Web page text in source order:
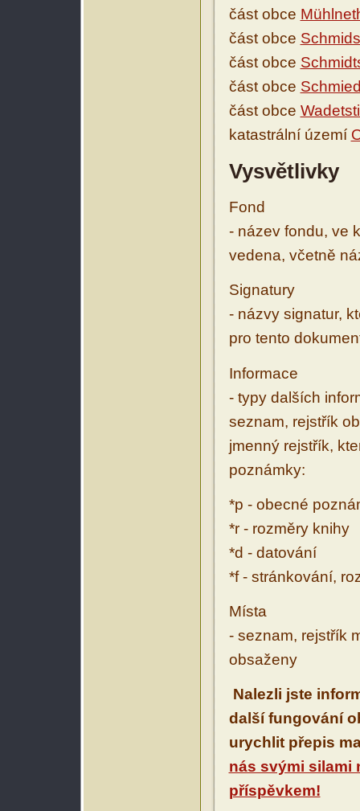
část obce
část obce
část obce
část obce
část obce
katastrální území
Vysvětlivky
Fond
- název fondu, ve
vedena, včetně
Signatury
- názvy signatur,
pro tento
Informace
- typy dalších
seznam, rejstřík
jmenný rejstřík,
poznámky:
*p - obecné
*r - rozměry knihy
*d - datování
*f - stránkování,
Místa
- seznam, rejstřík
obsaženy
Nalezli jste
další fungování
urychlit přepis
nás svými silami
příspěvkem!